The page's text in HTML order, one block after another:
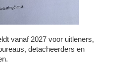
vanaf 2027 voor uitleners,
detacheerders en